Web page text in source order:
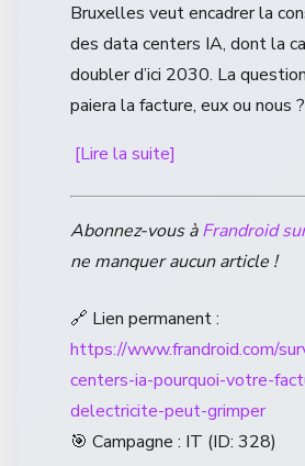
Bruxelles veut encadrer la
des data centers IA, dont la
doubler d’ici 2030. La
paiera la facture, eux ou nous ?
[Lire la suite]
Abonnez-vous àFrandroid
ne manquer aucun article !
🔗 Lien permanent :
https://www.frandroid.com/
centers-ia-pourquoi-votre-
delectricite-peut-grimper
🎯 Campagne : IT (ID: 328)